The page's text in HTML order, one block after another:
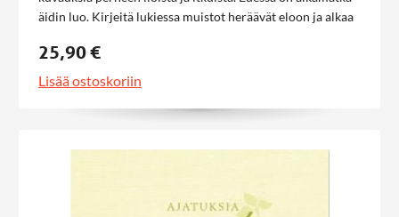
äidin luo. Kirjeitä lukiessa muistot heräävät eloon ja alkaa
todelliseen äitiin. Esiin nousee kysymys, voiko äidin löytää
uudelleen, ja jos voi, helpottaako ikävä?
25,90 €
Lisää ostoskoriin